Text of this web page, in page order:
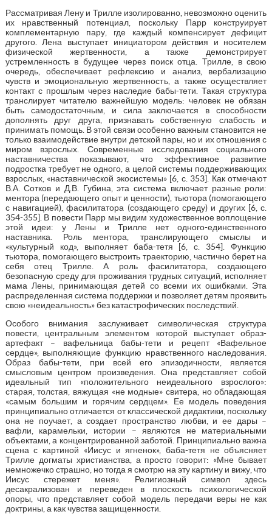
Рассматривая Лену и Трилле изолированно, невозможно оценить
их нравственный потенциал, поскольку Парр конструирует
комплементарную пару, где каждый компенсирует дефицит
другого. Лена выступает инициатором действия и носителем
физической жертвенности, а также демонстрирует
устремленность в будущее через поиск отца. Трилле, в свою
очередь, обеспечивает рефлексию и анализ, вербализацию
чувств и эмоциональную жертвенность, а также осуществляет
контакт с прошлым через наследие бабы-тети. Такая структура
транслирует читателю важнейшую модель: человек не обязан
быть самодостаточным, и сила заключается в способности
дополнять друг друга, признавать собственную слабость и
принимать помощь. В этой связи особенно важным становится не
только взаимодействие внутри детской пары, но и их отношения с
миром взрослых. Современные исследования социального
наставничества показывают, что эффективное развитие
подростка требует не одного, а целой системы поддерживающих
взрослых, «наставнической экосистемы» [6, с. 353]. Как отмечают
В.А. Сотков и Д.В. Губина, эта система включает разные роли:
ментора (передающего опыт и ценности), тьютора (помогающего
с навигацией), фасилитатора (создающего среду) и других [6, с.
354-355]. В повести Парр мы видим художественное воплощение
этой идеи: у Лены и Трилле нет одного-единственного
наставника. Роль ментора, транслирующего смыслы и
«культурный код», выполняет баба-тетя [6, с. 354]. Функцию
тьютора, помогающего выстроить траекторию, частично берет на
себя отец Трилле. А роль фасилитатора, создающего
безопасную среду для проживания трудных ситуаций, исполняет
мама Лены, принимающая детей со всеми их ошибками. Эта
распределенная система поддержки и позволяет детям проявить
свою «неидеальность» без катастрофических последствий.
Особого внимания заслуживает символическая структура
повести, центральным элементом которой выступает образ-
артефакт – вафельница бабы-тети и рецепт «Вафельное
сердце», выполняющие функцию нравственного наследования.
Образ бабы-тети, при всей его эпизодичности, является
смысловым центром произведения. Она представляет собой
идеальный тип «положительного неидеального взрослого»:
старая, толстая, вяжущая «не модные» свитера, но обладающая
«самым большим и горячим сердцем». Ее модель поведения
принципиально отличается от классической дидактики, поскольку
она не поучает, а создает пространство любви, и ее дары –
вафли, карамельки, истории – являются не материальными
объектами, а концентрированной заботой. Принципиально важна
сцена с картиной «Иисус и ягненок», баба-тетя не объясняет
Трилле догматы христианства, а просто говорит: «Мне бывает
немножечко страшно, но тогда я смотрю на эту картину и вижу, что
Иисус стережет меня». Религиозный символ здесь
десакрализован и переведен в плоскость психологической
опоры, что представляет собой модель передачи веры не как
доктрины, а как чувства защищенности.